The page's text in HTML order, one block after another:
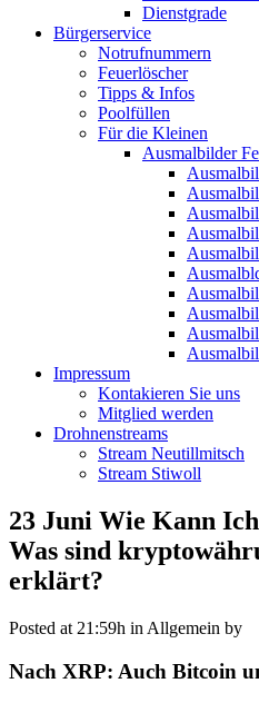
Dienstgrade
Bürgerservice
Notrufnummern
Feuerlöscher
Tipps & Infos
Poolfüllen
Für die Kleinen
Ausmalbilder
Impressum
Kontakieren Sie uns
Mitglied werden
Drohnenstreams
Stream Neutillmitsch
Stream Stiwoll
23 Juni Wie Kann
Was sind
erklärt?
Posted at 21:59h in Allgemein by
Nach XRP: Auch Bitcoin